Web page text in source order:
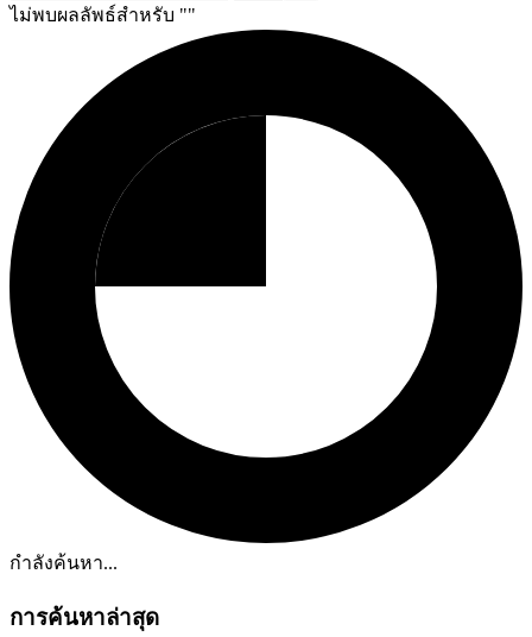
ไม่พบผลลัพธ์สำหรับ ""
กำลังค้นหา...
การค้นหาล่าสุด